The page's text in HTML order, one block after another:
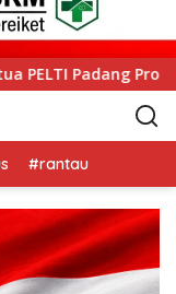
Tennis Club Session
#rantau